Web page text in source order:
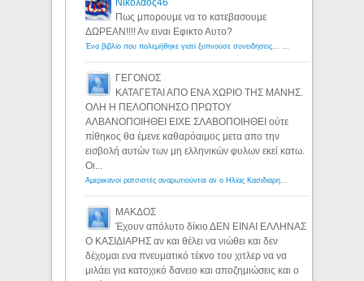
Νικολαος46
Πως μπορουμε να το κατεβασουμε
ΔΩΡΕΑΝ!!!! Αν ειναι Εφικτο Αυτο?
Ένα βιβλίο που πολεμήθηκε γιατί ξυπνούσε συνειδήσεις... - Λόγιος Ερμής | Η γνώση ξεκινάει με την αναζήτηση...
ΓΕΓΟΝΟΣ
ΚΑΤΑΓΕΤΑΙ ΑΠΟ ΕΝΑ ΧΩΡΙΟ ΤΗΣ ΜΑΝΗΣ.
ΟΛΗ Η ΠΕΛΟΠΟΝΗΣΟ ΠΡΩΤΟΥ
ΑΛΒΑΝΟΠΟΙΗΘΕΙ ΕΙΧΕ ΣΛΑΒΟΠΟΙΗΘΕΙ ούτε
πίθηκος θα έμενε καθαρόαιμος μετα απο την
εισβολή αυτών των μη ελληνικών φυλων εκεί κατω.
Οι...
Αμερικανοί ρατσιστές αναρωτιούνται αν ο Ηλίας Κασιδιάρης ανήκει στη λευκή φυλή... - Λόγιος Ερμής
ΜΑΚΔΟΣ
Έχουν απόλυτο δίκιο ΔΕΝ ΕΙΝΑΙ ΕΛΛΗΝΑΣ
Ο ΚΑΣΙΔΙΑΡΗΣ αν και θέλει να νιώθει και δεν
δέχομαι ενα πνευματικό τέκνο του χιτλερ να να
μιλάει για κατοχικό δανειο και αποζημιώσεις και ο